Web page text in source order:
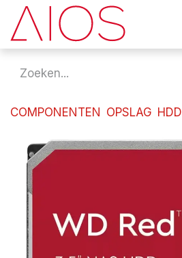
Overslaan naar inhoud
COMPONENTEN OPSLAG HDD